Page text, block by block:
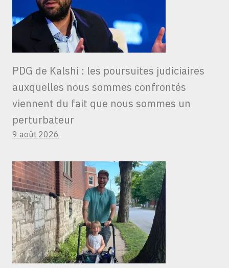
PDG de Kalshi : les poursuites judiciaires
auxquelles nous sommes confrontés
viennent du fait que nous sommes un
perturbateur
9 août 2026